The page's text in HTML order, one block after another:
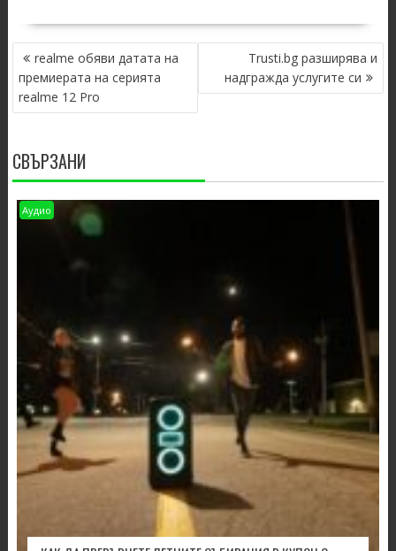
POST
NAVIGATION
realme обяви датата на
премиерата на серията
realme 12 Pro
Trusti.bg разширява и
надгражда услугите си
СВЪРЗАНИ
Аудио